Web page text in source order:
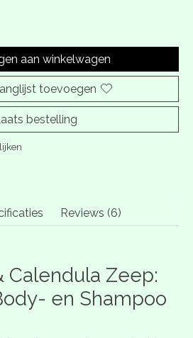
aan winkelwagen
toevoegen
bestelling
Reviews (6)
Calendula Zeep:
en Shampoo